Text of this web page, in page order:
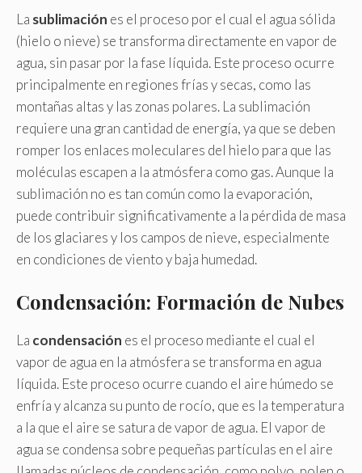
La sublimación es el proceso por el cual el agua sólida
(hielo o nieve) se transforma directamente en vapor de
agua, sin pasar por la fase líquida. Este proceso ocurre
principalmente en regiones frías y secas, como las
montañas altas y las zonas polares. La sublimación
requiere una gran cantidad de energía, ya que se deben
romper los enlaces moleculares del hielo para que las
moléculas escapen a la atmósfera como gas. Aunque la
sublimación no es tan común como la evaporación,
puede contribuir significativamente a la pérdida de masa
de los glaciares y los campos de nieve, especialmente
en condiciones de viento y baja humedad.
Condensación: Formación de Nubes
La condensación es el proceso mediante el cual el
vapor de agua en la atmósfera se transforma en agua
líquida. Este proceso ocurre cuando el aire húmedo se
enfría y alcanza su punto de rocío, que es la temperatura
a la que el aire se satura de vapor de agua. El vapor de
agua se condensa sobre pequeñas partículas en el aire